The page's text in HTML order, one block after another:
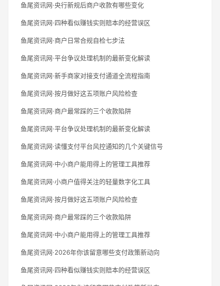
鱼尾资讯网·央行新规后商户收款有哪些变化
鱼尾资讯网·四种看似赚钱实则赔本的经营误区
鱼尾资讯网·商户日常合规自检七步法
鱼尾资讯网·平台争议处理机制的最新变化解读
鱼尾资讯网·新手商家对接支付通道全流程指南
鱼尾资讯网·按月做好这五项账户风险检查
鱼尾资讯网·商户最常踩的三个收款陷阱
鱼尾资讯网·平台争议处理机制的最新变化解读
鱼尾资讯网·读懂支付平台风控通知的几个关键信号
鱼尾资讯网·中小商户能用得上的管理工具推荐
鱼尾资讯网·小商户值得关注的轻量数字化工具
鱼尾资讯网·按月做好这五项账户风险检查
鱼尾资讯网·商户最常踩的三个收款陷阱
鱼尾资讯网·中小商户能用得上的管理工具推荐
鱼尾资讯网·2026年你该留意哪些支付政策新动向
鱼尾资讯网·四种看似赚钱实则赔本的经营误区